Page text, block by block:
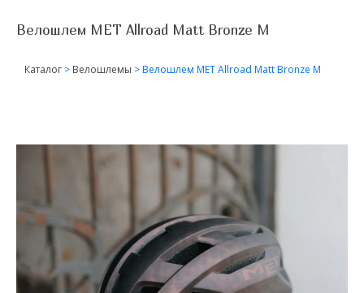
Велошлем MET Allroad Matt Bronze M
Каталог > Велошлемы >Велошлем MET Allroad Matt Bronze M